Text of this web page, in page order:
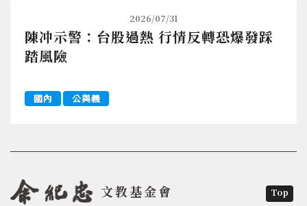
2026/07/31
陳冲示警：台股過熱 行情反轉恐爆發踩
踏風險
國內 公與義
文教基金會 Top